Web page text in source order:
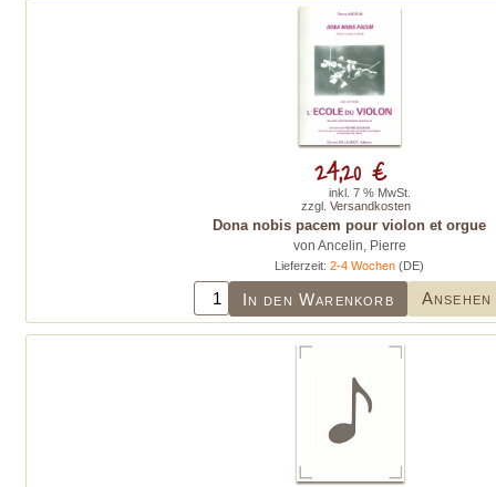
Dona nobis pacem pour violon et orgue
von Ancelin, Pierre
Lieferzeit:2-4 Wochen (DE)
In den Warenkorb Ansehen
24,20 €
inkl. 7 % MwSt.
zzgl. Versandkosten